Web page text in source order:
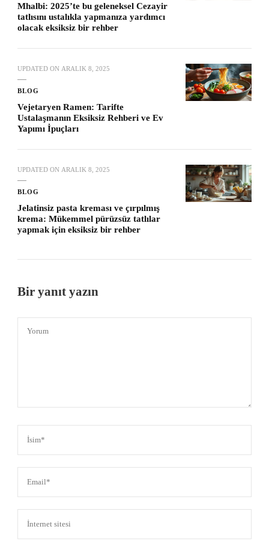
Mhalbi: 2025’te bu geleneksel Cezayir
tatlısını ustalıkla yapmanıza yardımcı
olacak eksiksiz bir rehber
UPDATED ON ARALIK 8, 2025
BLOG
Vejetaryen Ramen: Tarifte
Ustalaşmanın Eksiksiz Rehberi ve Ev
Yapımı İpuçları
UPDATED ON ARALIK 8, 2025
BLOG
Jelatinsiz pasta kreması ve çırpılmış
krema: Mükemmel pürüzsüz tatlılar
yapmak için eksiksiz bir rehber
Bir yanıt yazın